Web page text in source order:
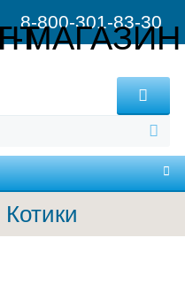
8-800-301-83-30